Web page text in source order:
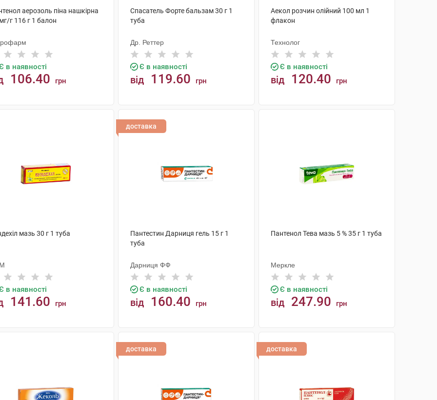
аерозоль піна нашкірна
г 116 г 1 балон
в наявності
106.40 грн
Спасатель Форте бальзам 30 г 1
туба
Др. Реттер
Є в наявності
від 119.60 грн
Аекол розчин олійний 100 мл 1
флакон
Технолог
Є в наявності
від 120.40 грн
мазь 30 г 1 туба
в наявності
141.60 грн
доставка
Пантестин Дарниця гель 15 г 1
туба
Дарниця ФФ
Є в наявності
від 160.40 грн
Пантенол Тева мазь 5 % 35 г 1 туба
Меркле
Є в наявності
від 247.90 грн
доставка доставка